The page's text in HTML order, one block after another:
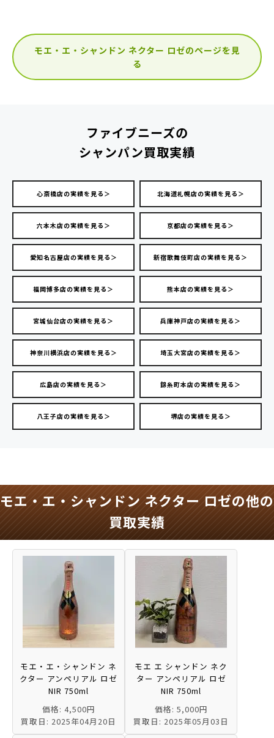
モエ・エ・シャンドン ネクター ロゼのページを見
る
ファイブニーズの
シャンパン買取実績
心斎橋店の実績を見る＞ 北海道札幌店の実績を見る＞
六本木店の実績を見る＞ 京都店の実績を見る＞
愛知名古屋店の実績を見る＞ 新宿歌舞伎町店の実績を見る＞
福岡博多店の実績を見る＞ 熊本店の実績を見る＞
宮城仙台店の実績を見る＞ 兵庫神戸店の実績を見る＞
神奈川横浜店の実績を見る＞ 埼玉大宮店の実績を見る＞
広島店の実績を見る＞ 錦糸町本店の実績を見る＞
八王子店の実績を見る＞ 堺店の実績を見る＞
モエ・エ・シャンドン ネクター ロゼの他の
買取実績
モエ・エ・シャンドン ネ
クター アンペリアル ロゼ
NIR 750ml
価格: 4,500円
買取日: 2025年04月20日
モエ エ シャンドン ネク
ター アンペリアル ロゼ
NIR 750ml
価格: 5,000円
買取日: 2025年05月03日